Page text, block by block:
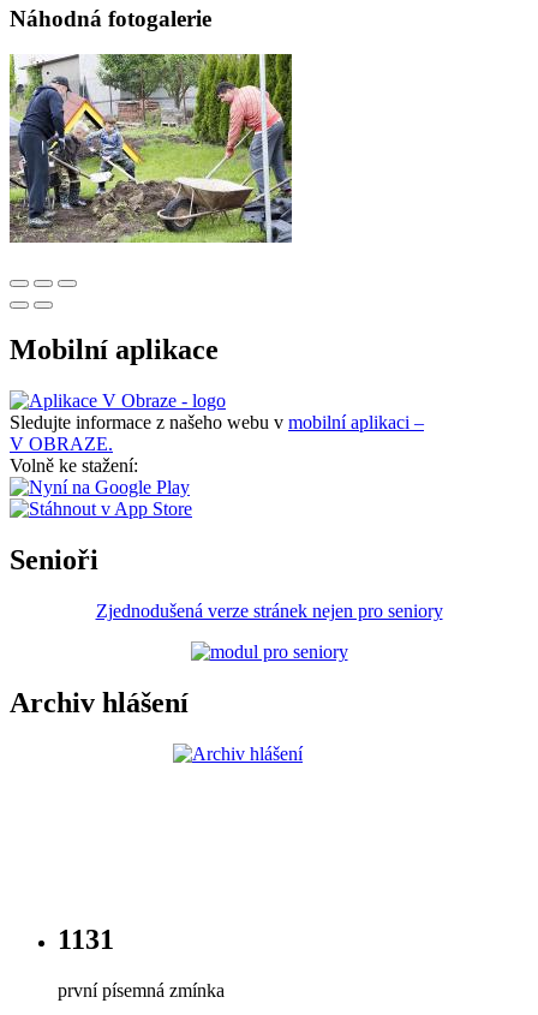
Náhodná fotogalerie
Mobilní aplikace
Sledujte informace z našeho webu v mobilní aplikaci –
V OBRAZE.
Volně ke stažení:
Senioři
Zjednodušená verze stránek nejen pro seniory
Archiv hlášení
1131
první písemná zmínka